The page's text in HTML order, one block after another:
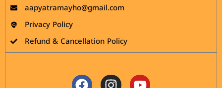
aapyatramayho@gmail.com
Privacy Policy
Refund & Cancellation Policy
Facebook
Instagram
Youtube